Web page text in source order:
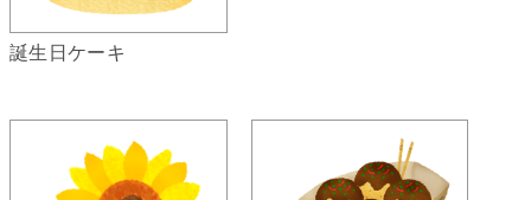
誕生日ケーキ